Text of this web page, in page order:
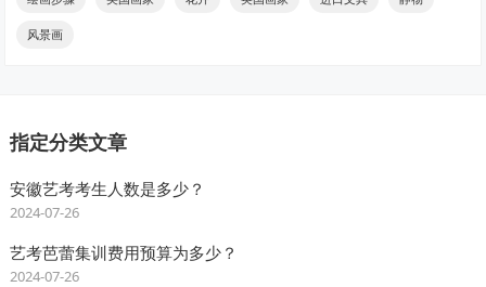
风景画
指定分类文章
安徽艺考考生人数是多少？
2024-07-26
艺考芭蕾集训费用预算为多少？
2024-07-26